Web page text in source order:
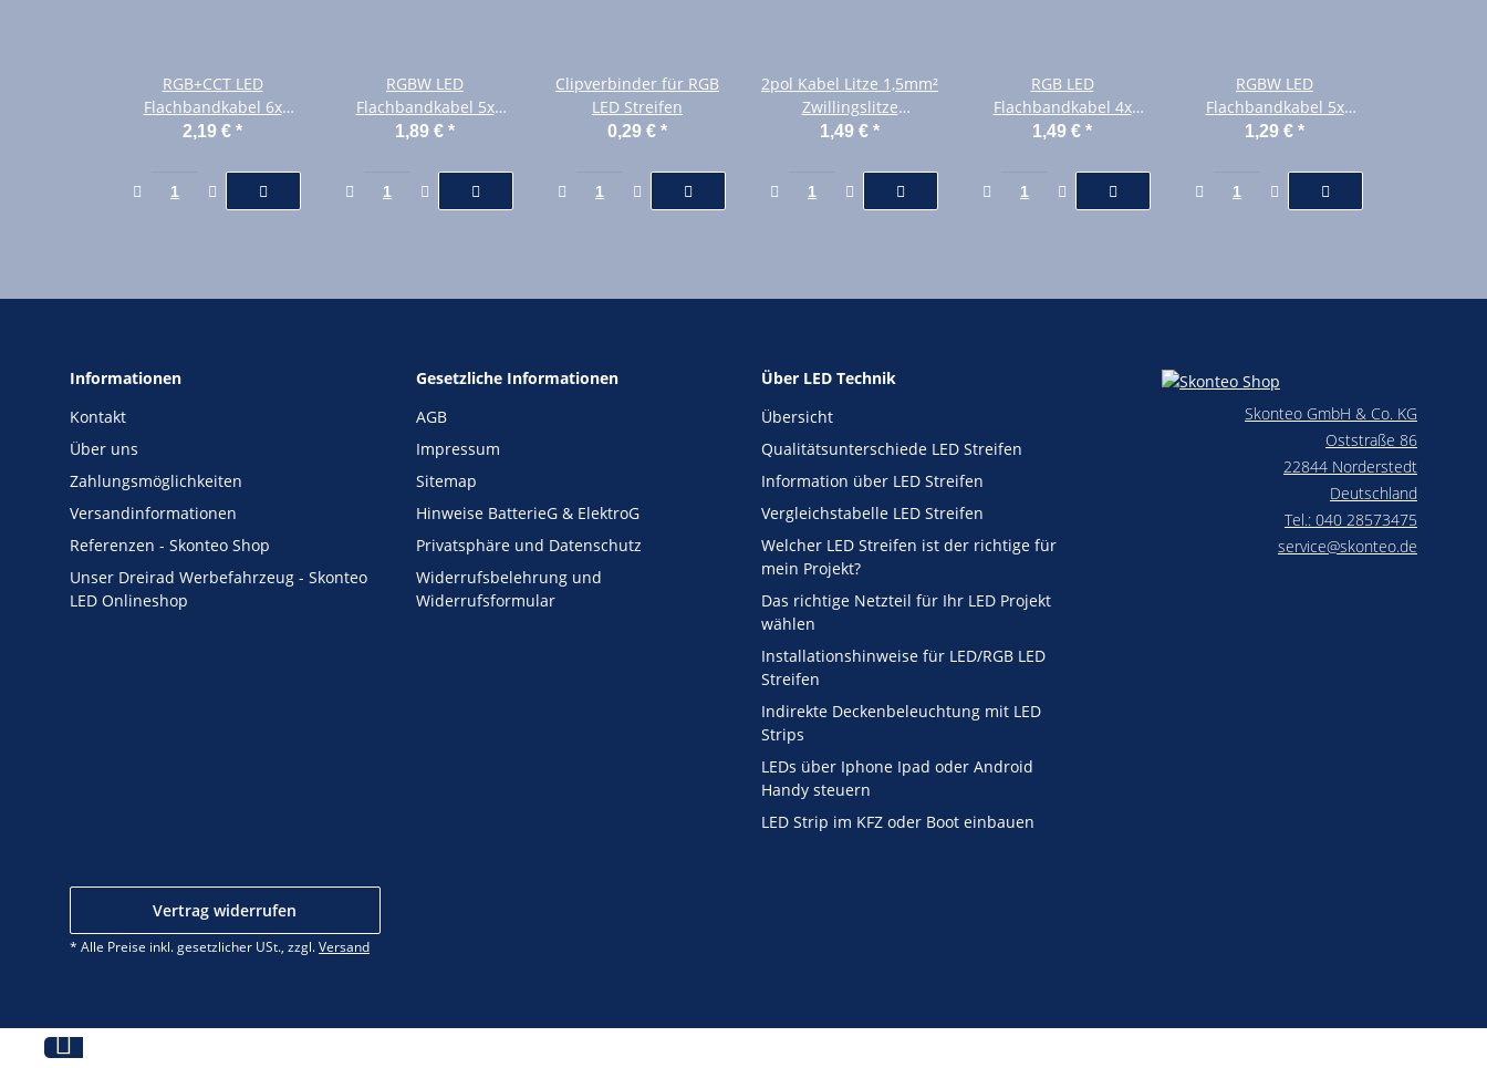
RGB+CCT LED
Flachbandkabel 6x
0,5mm² Meterware
2,19 € *
RGBW LED
Flachbandkabel 5x
0,5mm² Meterware
1,89 € *
Clipverbinder für RGB
LED Streifen
0,29 € *
2pol Kabel Litze 1,5mm²
Zwillingslitze
Meterware
1,49 € *
RGB LED
Flachbandkabel 4x
0,5mm² Meterware
1,49 € *
RGBW LED
Flachbandkabel 5x
0,2mm² Meterware
1,29 € *
Informationen
Kontakt
Über uns
Zahlungsmöglichkeiten
Versandinformationen
Referenzen - Skonteo Shop
Unser Dreirad Werbefahrzeug - Skonteo
LED Onlineshop
Gesetzliche Informationen
AGB
Impressum
Sitemap
Hinweise BatterieG & ElektroG
Privatsphäre und Datenschutz
Widerrufsbelehrung und
Widerrufsformular
Über LED Technik
Übersicht
Qualitätsunterschiede LED Streifen
Information über LED Streifen
Vergleichstabelle LED Streifen
Welcher LED Streifen ist der richtige für
mein Projekt?
Das richtige Netzteil für Ihr LED Projekt
wählen
Installationshinweise für LED/RGB LED
Streifen
Indirekte Deckenbeleuchtung mit LED
Strips
LEDs über Iphone Ipad oder Android
Handy steuern
LED Strip im KFZ oder Boot einbauen
Skonteo GmbH & Co. KG
Oststraße 86
22844 Norderstedt
Deutschland
Tel.: 040 28573475
service@skonteo.de
Vertrag widerrufen
* Alle Preise inkl. gesetzlicher USt., zzgl.Versand